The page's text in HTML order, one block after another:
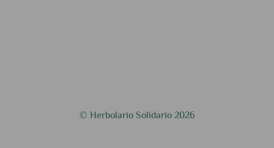
© Herbolario Solidario 2026